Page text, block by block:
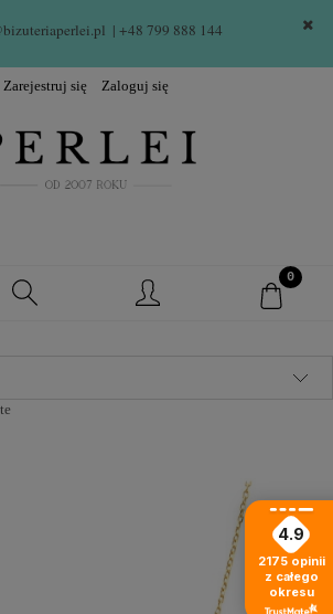
| +48 799 888 144
Zarejestruj się Zaloguj się
4.9
2175 opinii
z całego
okresu